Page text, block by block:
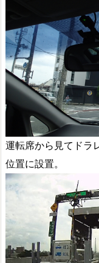
運転席から見てドラ
位置に設置。